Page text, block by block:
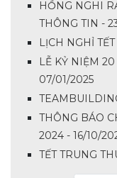
HỒNG NGHI
THÔNG TIN -
LỊCH NGHỈ
LỄ KỶ NIỆM
07/01/2025
THÔNG BÁO
2024 - 16/10/
TẾT TRUNG